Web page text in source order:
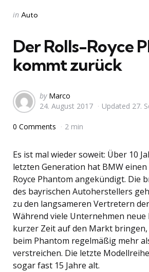
Categories
Posted
in Auto
Der Rolls-Royce
kommt zurück
Posted
by
by Marco
24. August 2017
Updated 27.
0 Comments 2 min
Es ist mal wieder soweit: Über 10
letzten Generation hat BMW einen
Royce Phantom angekündigt. Die
des bayrischen Autoherstellers
zu den langsameren Vertretern
Während viele Unternehmen
kurzer Zeit auf den Markt bringen,
beim Phantom regelmäßig mehr
verstreichen. Die letzte
sogar fast 15 Jahre alt.